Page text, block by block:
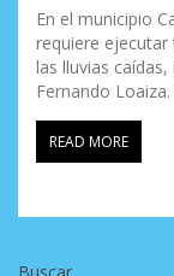
En el municipio
requiere
las lluvias
Fernando Loaiza.
READ MORE